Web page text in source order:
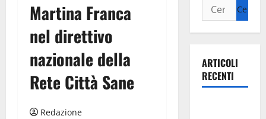
Martina Franca
nel direttivo
nazionale della
Rete Città Sane
Redazione
ARTICOLI
RECENTI